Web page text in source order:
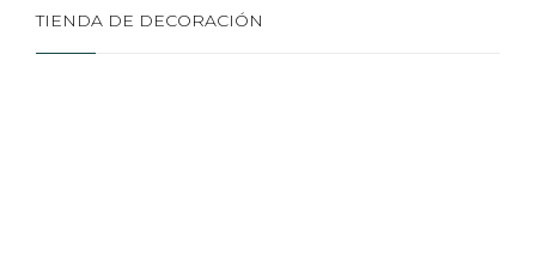
TIENDA DE DECORACIÓN